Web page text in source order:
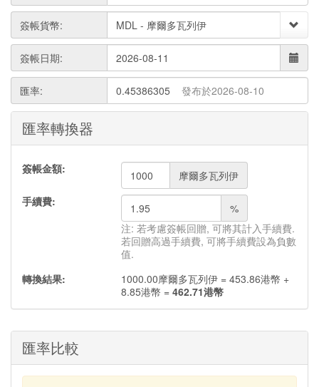
簽帳貨幣:
簽帳日期:
匯率: 0.45386305 發布於2026-08-10
匯率轉換器
簽帳金額:
摩爾多瓦列伊
手續費:
%
注: 若考慮簽帳回贈, 可將其計入手續費.
若回贈高過手續費, 可將手續費設為負數
值.
轉換結果:
1000.00摩爾多瓦列伊 = 453.86港幣 +
8.85港幣 = 462.71港幣
匯率比較